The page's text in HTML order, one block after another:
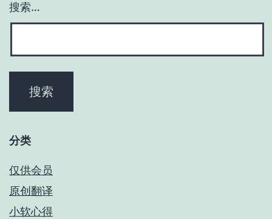
搜索…
分类
仅供会员
原创翻译
小软心得